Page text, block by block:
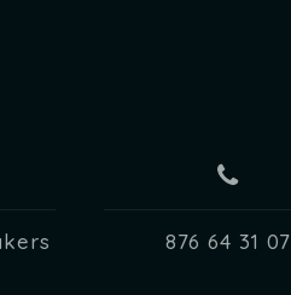
876 64 31 07